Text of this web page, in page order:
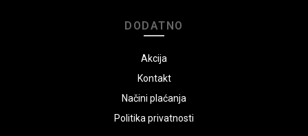
DODATNO
Akcija
Kontakt
Načini plaćanja
Politika privatnosti